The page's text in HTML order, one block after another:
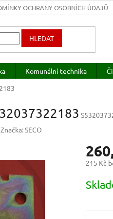
OCHRANY OSOBNÍCH ÚDAJŮ
HLEDAT
Komunální technika
Značka:SECO
215 Kč
cena: